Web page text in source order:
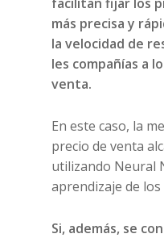
más precisa y
la velocidad de
les compañías a
venta.
En este caso, la
precio de venta
utilizando Neural
aprendizaje de
Si, además, se